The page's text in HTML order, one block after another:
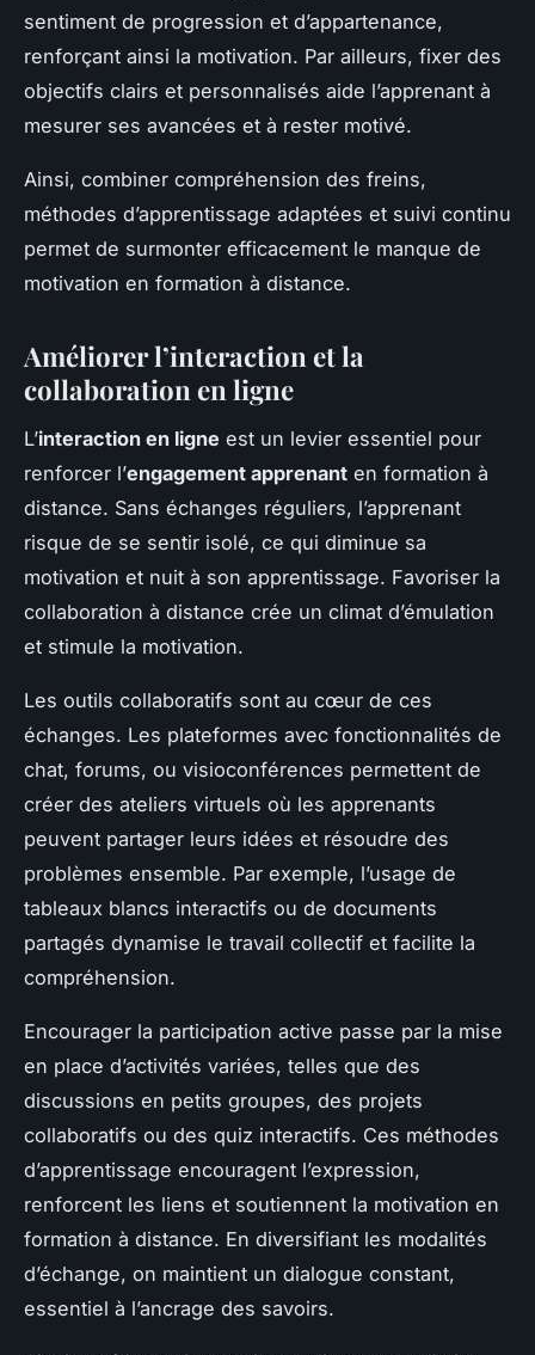
sentiment de progression et d’appartenance,
renforçant ainsi la motivation. Par ailleurs, fixer des
objectifs clairs et personnalisés aide l’apprenant à
mesurer ses avancées et à rester motivé.
Ainsi, combiner compréhension des freins,
méthodes d’apprentissage adaptées et suivi continu
permet de surmonter efficacement le manque de
motivation en formation à distance.
Améliorer l’interaction et la
collaboration en ligne
L’interaction en ligne est un levier essentiel pour
renforcer l’engagement apprenant en formation à
distance. Sans échanges réguliers, l’apprenant
risque de se sentir isolé, ce qui diminue sa
motivation et nuit à son apprentissage. Favoriser la
collaboration à distance crée un climat d’émulation
et stimule la motivation.
Les outils collaboratifs sont au cœur de ces
échanges. Les plateformes avec fonctionnalités de
chat, forums, ou visioconférences permettent de
créer des ateliers virtuels où les apprenants
peuvent partager leurs idées et résoudre des
problèmes ensemble. Par exemple, l’usage de
tableaux blancs interactifs ou de documents
partagés dynamise le travail collectif et facilite la
compréhension.
Encourager la participation active passe par la mise
en place d’activités variées, telles que des
discussions en petits groupes, des projets
collaboratifs ou des quiz interactifs. Ces méthodes
d’apprentissage encouragent l’expression,
renforcent les liens et soutiennent la motivation en
formation à distance. En diversifiant les modalités
d’échange, on maintient un dialogue constant,
essentiel à l’ancrage des savoirs.